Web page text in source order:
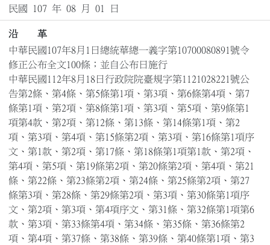
民國 107 年 08 月 01 日
沿 革
中華民國107年8月1日總統華總一義字第10700080891號令
修正公布全文100條；並自公布日施行
中華民國112年8月18日行政院院臺規字第1121028221號公
告第2條、第4條、第5條第1項、第3項、第6條第4項、第7
條第1項、第2項、第8條第1項、第3項、第5項、第9條第1
項第4款、第2項、第12條、第13條、第14條第1項、第2
項、第3項、第4項、第15條第2項、第3項、第16條第1項序
文、第1款、第2項、第17條、第18條第1項第1款、第2項、
第4項、第5項、第19條第2項、第20條第2項、第4項、第21
條、第22條、第23條第2項、第24條、第25條第2項、第27
條第3項、第28條、第29條第2項、第3項、第30條第1項序
文、第2項、第3項、第4項序文、第31條、第32條第1項第6
款、第3項、第33條第4項、第34條、第35條、第36條第2
項、第4項、第37條、第38條、第39條、第40條第1項、第3